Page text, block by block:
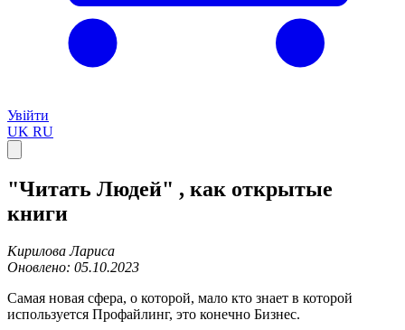
Увійти
UK RU
"Читать Людей" , как открытые
книги
Кирилова Лариса
Оновлено: 05.10.2023
Самая новая сфера, о которой, мало кто знает в которой
используется Профайлинг, это конечно Бизнес.